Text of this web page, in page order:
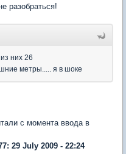
разобраться!
них 26
метры..... я в шоке
с момента ввода в
29 July 2009 - 22:24